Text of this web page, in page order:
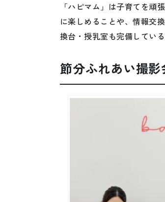
「ハピマム」は子育てを頑
に楽しめることや、情報
換台・授乳室も完備してい
節分ふれあい撮影